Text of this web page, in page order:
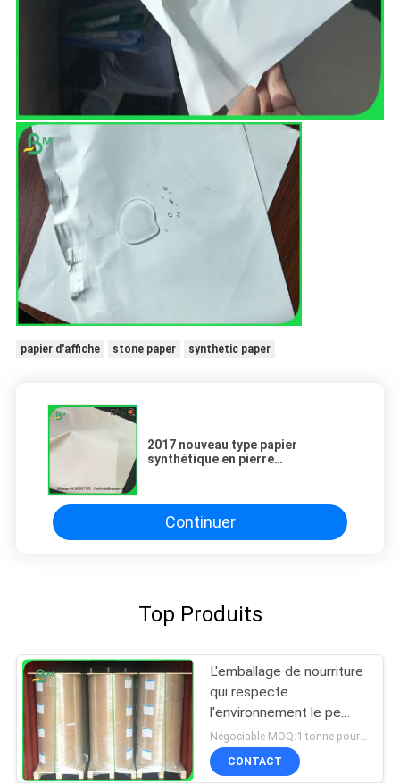
papier d'affiche stone paper synthetic paper
2017 nouveau type papier
synthétique en pierre
Continuer
Top Produits
L'emballage de nourriture
qui respecte
l'environnement le pe
300g + 15g latéral simple
a enduit le papier
d'emballage
Négociable MOQ:1 tonne pour la taille commune et 10 tonnes pour la taille spéciale
CONTACT